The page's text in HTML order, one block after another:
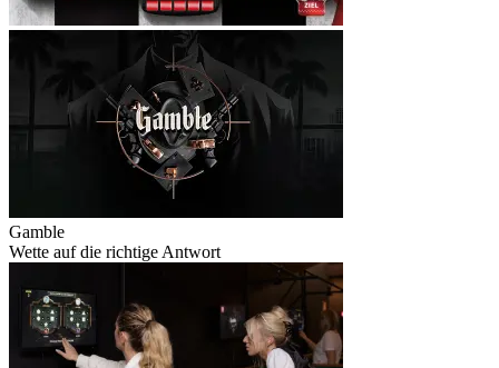
Gamble
Wette auf die richtige Antwort